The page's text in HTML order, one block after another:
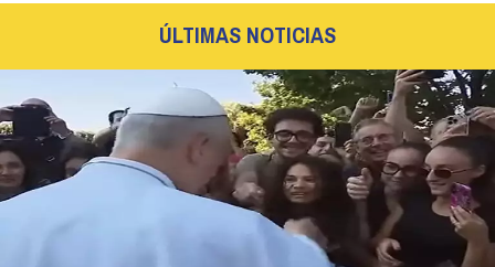
ÚLTIMAS NOTICIAS